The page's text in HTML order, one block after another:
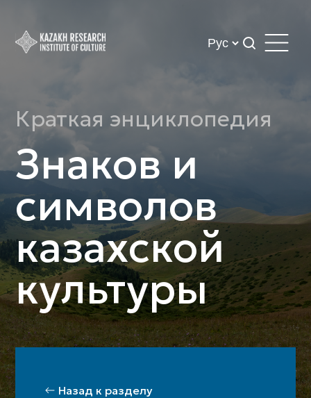
Краткая энциклопедия
Знаков и
символов
казахской
культуры
Назад к разделу